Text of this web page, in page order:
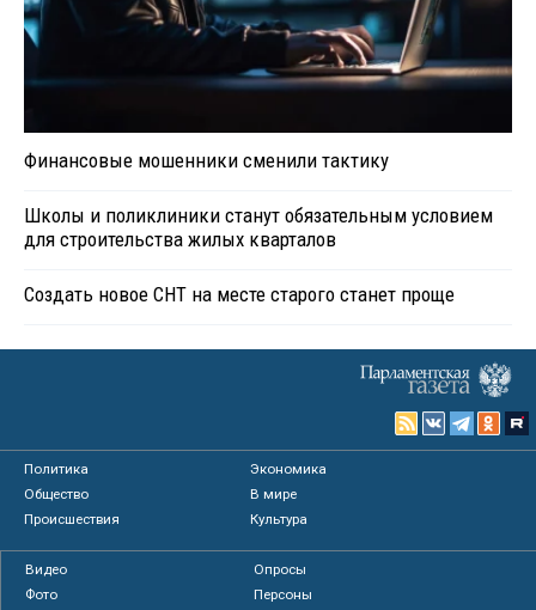
Финансовые мошенники сменили тактику
Школы и поликлиники станут обязательным условием
для строительства жилых кварталов
Создать новое СНТ на месте старого станет проще
Политика
Экономика
Общество
В мире
Происшествия
Культура
Видео
Опросы
Фото
Персоны